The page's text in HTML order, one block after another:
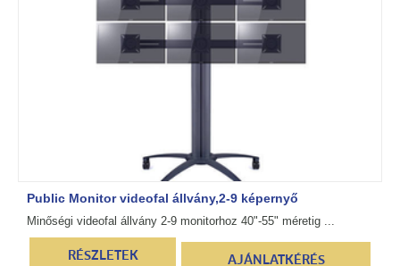
Public Monitor videofal állvány,2-9 képernyő
Minőségi videofal állvány 2-9 monitorhoz 40"-55" méretig ...
RÉSZLETEK AJÁNLATKÉRÉS